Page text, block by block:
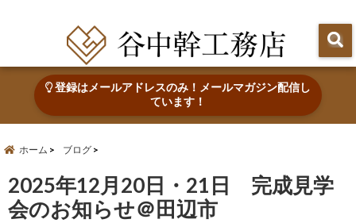
登録はメールアドレスのみ！メールマガジン配信し
ています！
ホーム ブログ
2025年12月20日・21日 完成見学
会のお知らせ＠田辺市